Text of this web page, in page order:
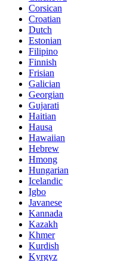
Corsican
Croatian
Dutch
Estonian
Filipino
Finnish
Frisian
Galician
Georgian
Gujarati
Haitian
Hausa
Hawaiian
Hebrew
Hmong
Hungarian
Icelandic
Igbo
Javanese
Kannada
Kazakh
Khmer
Kurdish
Kyrgyz